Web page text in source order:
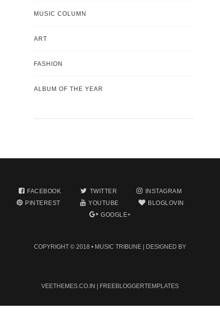
MUSIC COLUMN
ART
FASHION
ALBUM OF THE YEAR
FACEBOOK TWITTER
INSTAGRAM
PINTEREST
YOUTUBE
BLOGLOVIN
GOOGLE+
COPYRIGHT © 2018 • MUSIC TRIBUNE | DESIGNED BY
VEETHEMES.CO.IN | FREEBLOGGERTEMPLATES